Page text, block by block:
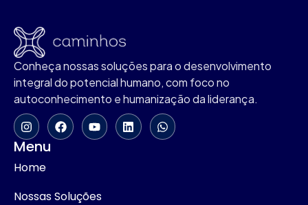
Conheça nossas soluções para o desenvolvimento
integral do potencial humano, com foco no
autoconhecimento e humanização da liderança.
Menu
Home
Nossas Soluções